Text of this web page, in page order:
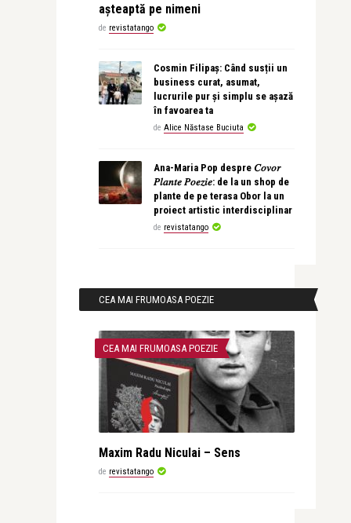
așteaptă pe nimeni
de revistatango
Cosmin Filipaș: Când susții un
business curat, asumat,
lucrurile pur și simplu se așază
în favoarea ta
de Alice Năstase Buciuta
Ana-Maria Pop despre 𝐶𝑜𝑣𝑜𝑟
𝑃𝑙𝑎𝑛𝑡𝑒 𝑃𝑜𝑒𝑧𝑖𝑒: de la un shop de
plante de pe terasa Obor la un
proiect artistic interdisciplinar
de revistatango
CEA MAI FRUMOASA POEZIE
CEA MAI FRUMOASA POEZIE
Maxim Radu Niculai – Sens
de revistatango